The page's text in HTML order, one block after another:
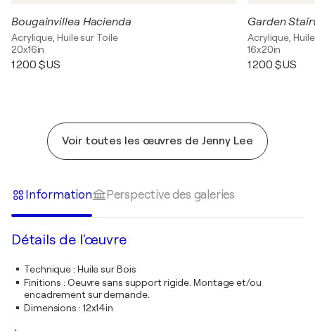
Bougainvillea Hacienda
Acrylique, Huile sur Toile
20x16in
1 200 $US
Garden
Acrylique,
16x20in
1 200 $US
Voir toutes les œuvres de Jenny Lee
Information Perspective des galeries
Détails de l'œuvre
Technique: Huile sur Bois
Finitions : Oeuvre sans support rigide. Montage et/ou
encadrement sur demande.
Dimensions : 12x14in